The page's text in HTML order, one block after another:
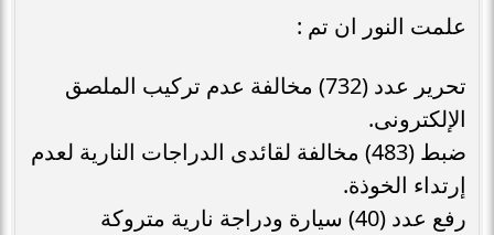
علمت النور ان تم :
تحرير عدد (732) مخالفة عدم تركيب الملصق
الإلكترونى.
ضبط (483) مخالفة لقائدى الدراجات النارية لعدم
إرتداء الخوذة.
رفع عدد (40) سيارة ودراجة نارية متروكة